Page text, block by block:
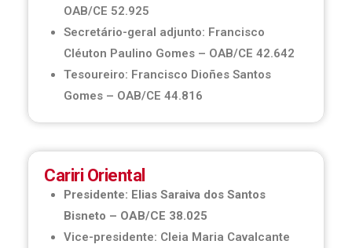
OAB/CE 52.925
Secretário-geral adjunto: Francisco
Cléuton Paulino Gomes – OAB/CE 42.642
Tesoureiro: Francisco Dioñes Santos
Gomes – OAB/CE 44.816
Cariri Oriental
Presidente: Elias Saraiva dos Santos
Bisneto – OAB/CE 38.025
Vice-presidente: Cleia Maria Cavalcante